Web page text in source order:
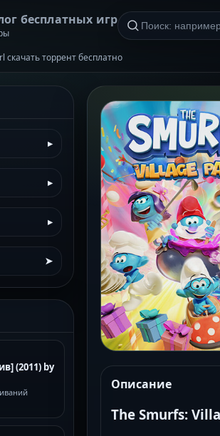
бесплатных игр
скачать торрент бесплатно
▸
▸
▸
➤
(2011) by
Описание
The Smurfs: